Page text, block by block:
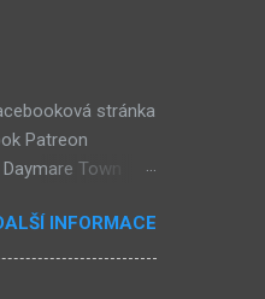
stránka
Patreon
Town
Ankety"!
(54) Kulturní
INFORMACE